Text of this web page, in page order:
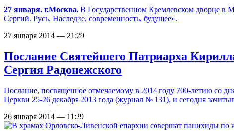
27 января. г.Москва. В Государственном Кремлевском дворце в
Сергий. Русь. Наследие, современность, будущее».
27 января 2014 — 21:29
Послание Святейшего Патриарха
Сергия Радонежского
Послание, посвященное отмечаемому в 2014 году 700-летию со
Церкви 25-26 декабря 2013 года (журнал № 131), и сегодня
26 января 2014 — 11:29